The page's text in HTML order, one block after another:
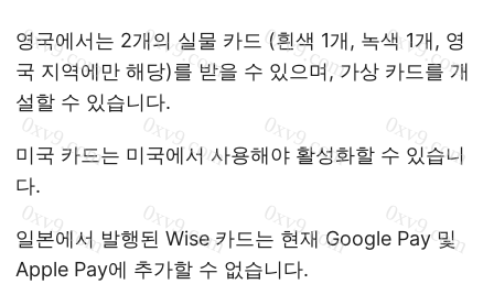
영국에서는 2개의 실물 카드 (흰색 1개, 녹색 1개, 영
국 지역에만 해당)를 받을 수 있으며, 가상 카드를 개
설할 수 있습니다.
미국 카드는 미국에서 사용해야 활성화할 수 있습니
다.
일본에서 발행된 Wise 카드는 현재 Google Pay 및
Apple Pay에 추가할 수 없습니다.